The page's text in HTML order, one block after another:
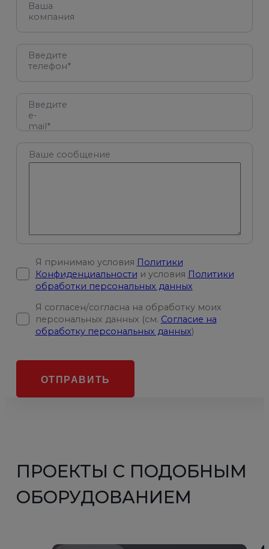
Ваша
компания
Введите
телефон*
Введите
e-
mail*
Ваше сообщение
Я принимаю условия Политики
Конфиденциальности и условия Политики
обработки персональных данных
Я согласен/согласна на обработку моих
персональных данных (см. Согласие на
обработку персональных данных)
ОТПРАВИТЬ
ПРОЕКТЫ С ПОДОБНЫМ
ОБОРУДОВАНИЕМ